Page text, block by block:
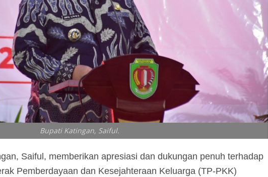
Bupati Katingan, Saiful.
Saiful, memberikan apresiasi dan dukungan penuh terhadap
Pemberdayaan dan Kesejahteraan Keluarga (TP-PKK)